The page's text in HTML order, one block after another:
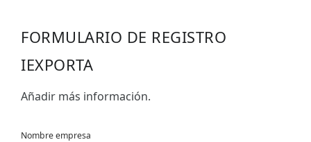
FORMULARIO DE REGISTRO
IEXPORTA
Añadir más información.
Nombre empresa